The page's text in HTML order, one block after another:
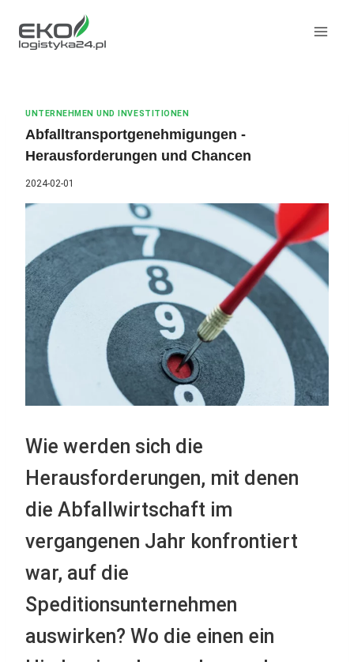
Inhalt
springen
UNTERNEHMEN UND INVESTITIONEN
Abfalltransportgenehmigungen -
Herausforderungen und Chancen
2024-02-01
Wie werden sich die
Herausforderungen, mit denen
die Abfallwirtschaft im
vergangenen Jahr konfrontiert
war, auf die
Speditionsunternehmen
auswirken? Wo die einen ein